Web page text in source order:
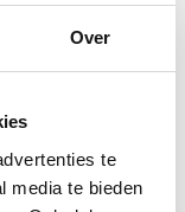
Over
te
media te bieden